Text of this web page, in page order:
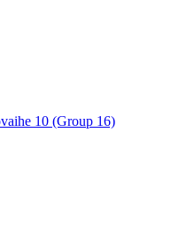
10 (Group 16)